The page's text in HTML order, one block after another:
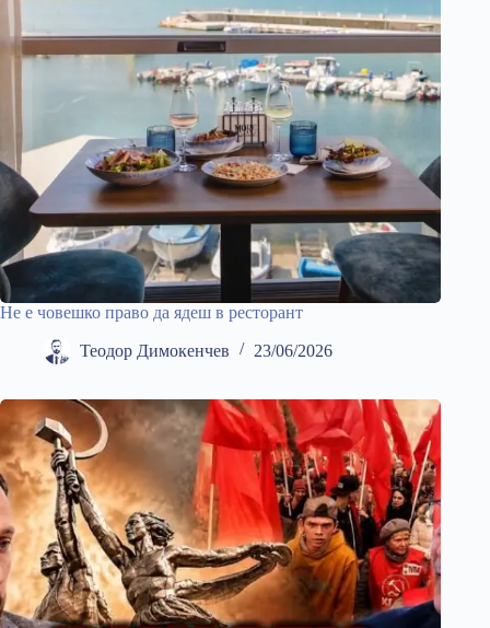
Не е човешко право да ядеш в ресторант
Теодор Димокенчев 23/06/2026